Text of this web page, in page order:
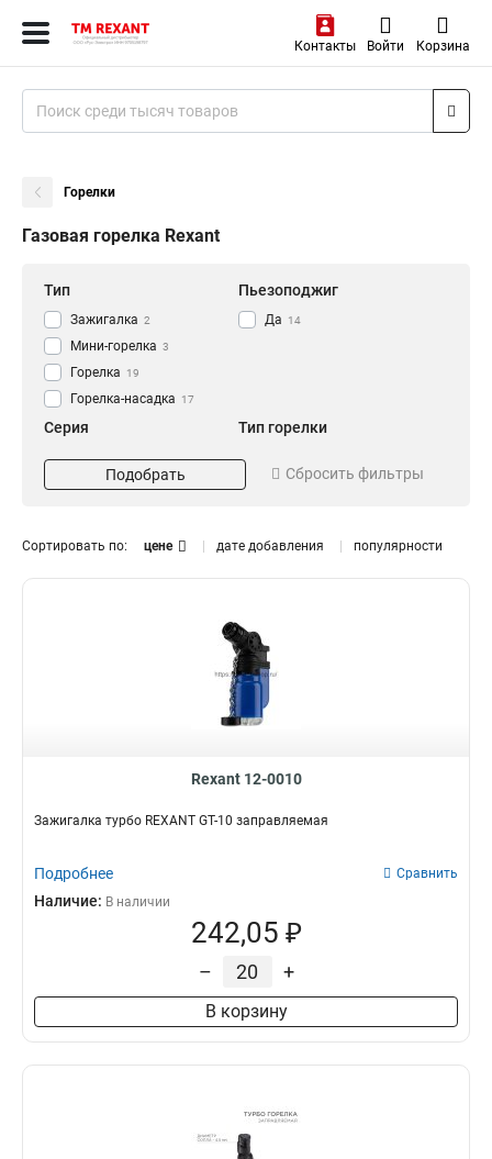
Контакты Войти Корзина
Горелки
Газовая горелка Rexant
Тип
Зажигалка 2
Мини-горелка 3
Горелка 19
Горелка-насадка 17
Пьезоподжиг
Да 14
Серия
Настольный 2
PROconnect 2
Тип горелки
Кровельная
Подобрать Сбросить фильтры
Сортировать по: цене дате добавления популярности
Rexant 12-0010
Зажигалка турбо REXANT GT-10 заправляемая
Подробнее Сравнить
Наличие: В наличии
242,05 ₽
– +
В корзину